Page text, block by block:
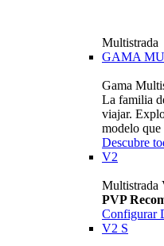
Multistrada
GAMA
Gama
La familia
viajar.
modelo que
Descubre
V2
Multistrada
PVP
Configurar
V2 S